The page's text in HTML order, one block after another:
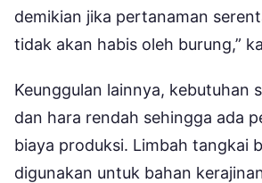
demikian jika pertanaman
tidak akan habis oleh burung,”
Keunggulan lainnya, kebutuhan
dan hara rendah sehingga ada
biaya produksi. Limbah tangkai
digunakan untuk bahan